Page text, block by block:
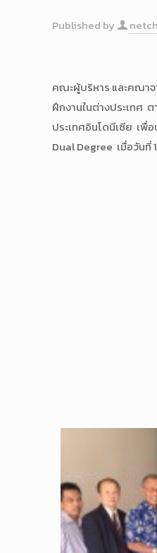
Published by
คณะผู้บริหาร และคณาจ
ฝึกงานในต่างประเทศ
ประเทศอินโดนีเซีย เพื่
Dual Degree เมื่อวันที่